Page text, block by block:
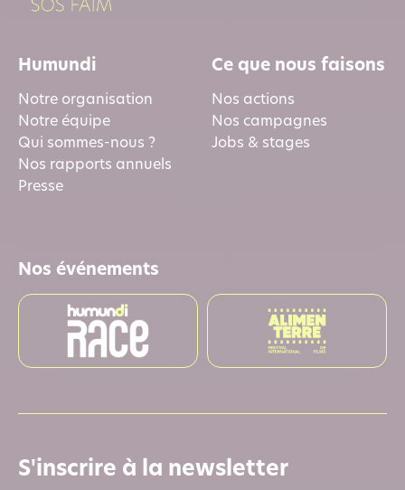
Humundi
Notre organisation
Notre équipe
Qui sommes-nous ?
Nos rapports annuels
Presse
Ce que nous faisons
Nos actions
Nos campagnes
Jobs & stages
Nos événements
S'inscrire à la newsletter